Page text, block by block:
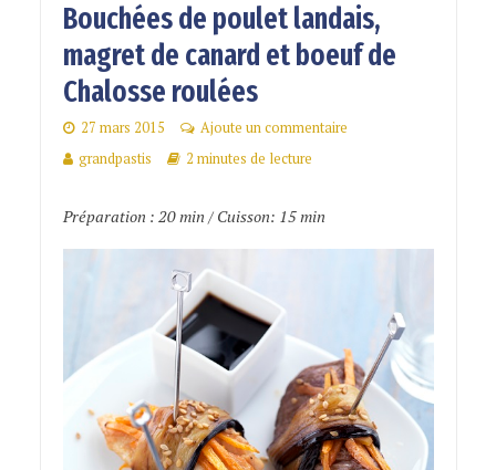
Bouchées de poulet landais,
magret de canard et boeuf de
Chalosse roulées
27 mars 2015
Ajoute un commentaire
grandpastis
2 minutes de lecture
Préparation : 20 min / Cuisson: 15 min